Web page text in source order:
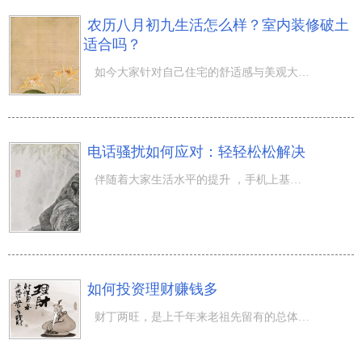
农历八月初九生活怎么样？室内装修破土
适合吗？
电话骚扰如何应对：轻轻松松解决
如何投资理财赚钱多